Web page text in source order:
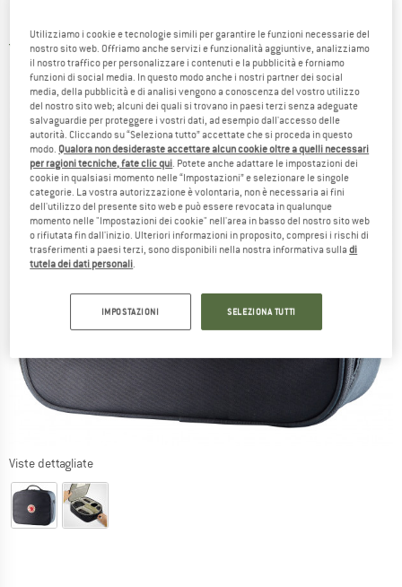
5,0 (1)
Viste dettagliate
Utilizziamo i cookie e tecnologie simili per garantire le funzioni necessarie del
nostro sito web. Offriamo anche servizi e funzionalità aggiuntive, analizziamo
il nostro traffico per personalizzare i contenuti e la pubblicità e forniamo
funzioni di social media. In questo modo anche i nostri partner dei social
media, della pubblicità e di analisi vengono a conoscenza del vostro utilizzo
del nostro sito web; alcuni dei quali si trovano in paesi terzi senza adeguate
salvaguardie per proteggere i vostri dati, ad esempio dall'accesso delle
autorità. Cliccando su “Seleziona tutto” accettate che si proceda in questo
modo. Qualora non desideraste accettare alcun cookie oltre a quelli necessari
per ragioni tecniche, fate clic qui. Potete anche adattare le impostazioni dei
cookie in qualsiasi momento nelle “Impostazioni” e selezionare le singole
categorie. La vostra autorizzazione è volontaria, non è necessaria ai fini
dell'utilizzo del presente sito web e può essere revocata in qualunque
momento nelle "Impostazioni dei cookie" nell'area in basso del nostro sito web
o rifiutata fin dall'inizio. Ulteriori informazioni in proposito, compresi i rischi di
trasferimenti a paesi terzi, sono disponibili nella nostra informativa sulladi
tutela dei dati personali.
IMPOSTAZIONI SELEZIONA TUTTI